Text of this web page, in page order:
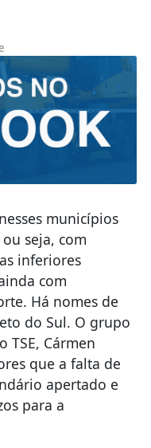
municípios
seja, com
inferiores
com
Há nomes de
do Sul. O grupo
TSE, Cármen
que a falta de
apertado e
para a